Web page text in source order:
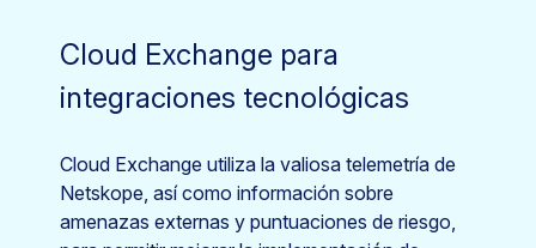
Cloud Exchange para
integraciones tecnológicas
Cloud Exchange utiliza la valiosa telemetría de
Netskope, así como información sobre
amenazas externas y puntuaciones de riesgo,